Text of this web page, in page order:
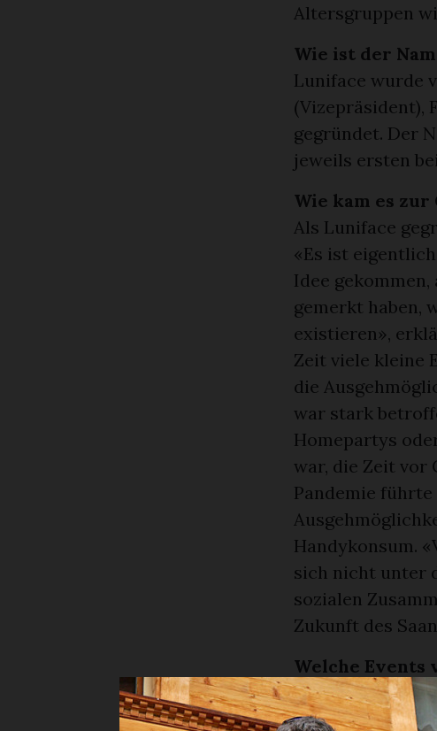
Altersgruppen
Wie ist der
Luniface wurde
(Vizepräsident),
gegründet. Der
jeweils ersten
Wie kam es zur
Als Luniface
«Es ist
Idee
gemerkt haben,
existieren»,
Zeit viele kleine
die
war stark
Homepartys
war, die Zeit vor
Pandemie
Handykonsum.
sich nicht unter
sozialen
Zukunft des
Welche Events
Luniface
Schönried, das